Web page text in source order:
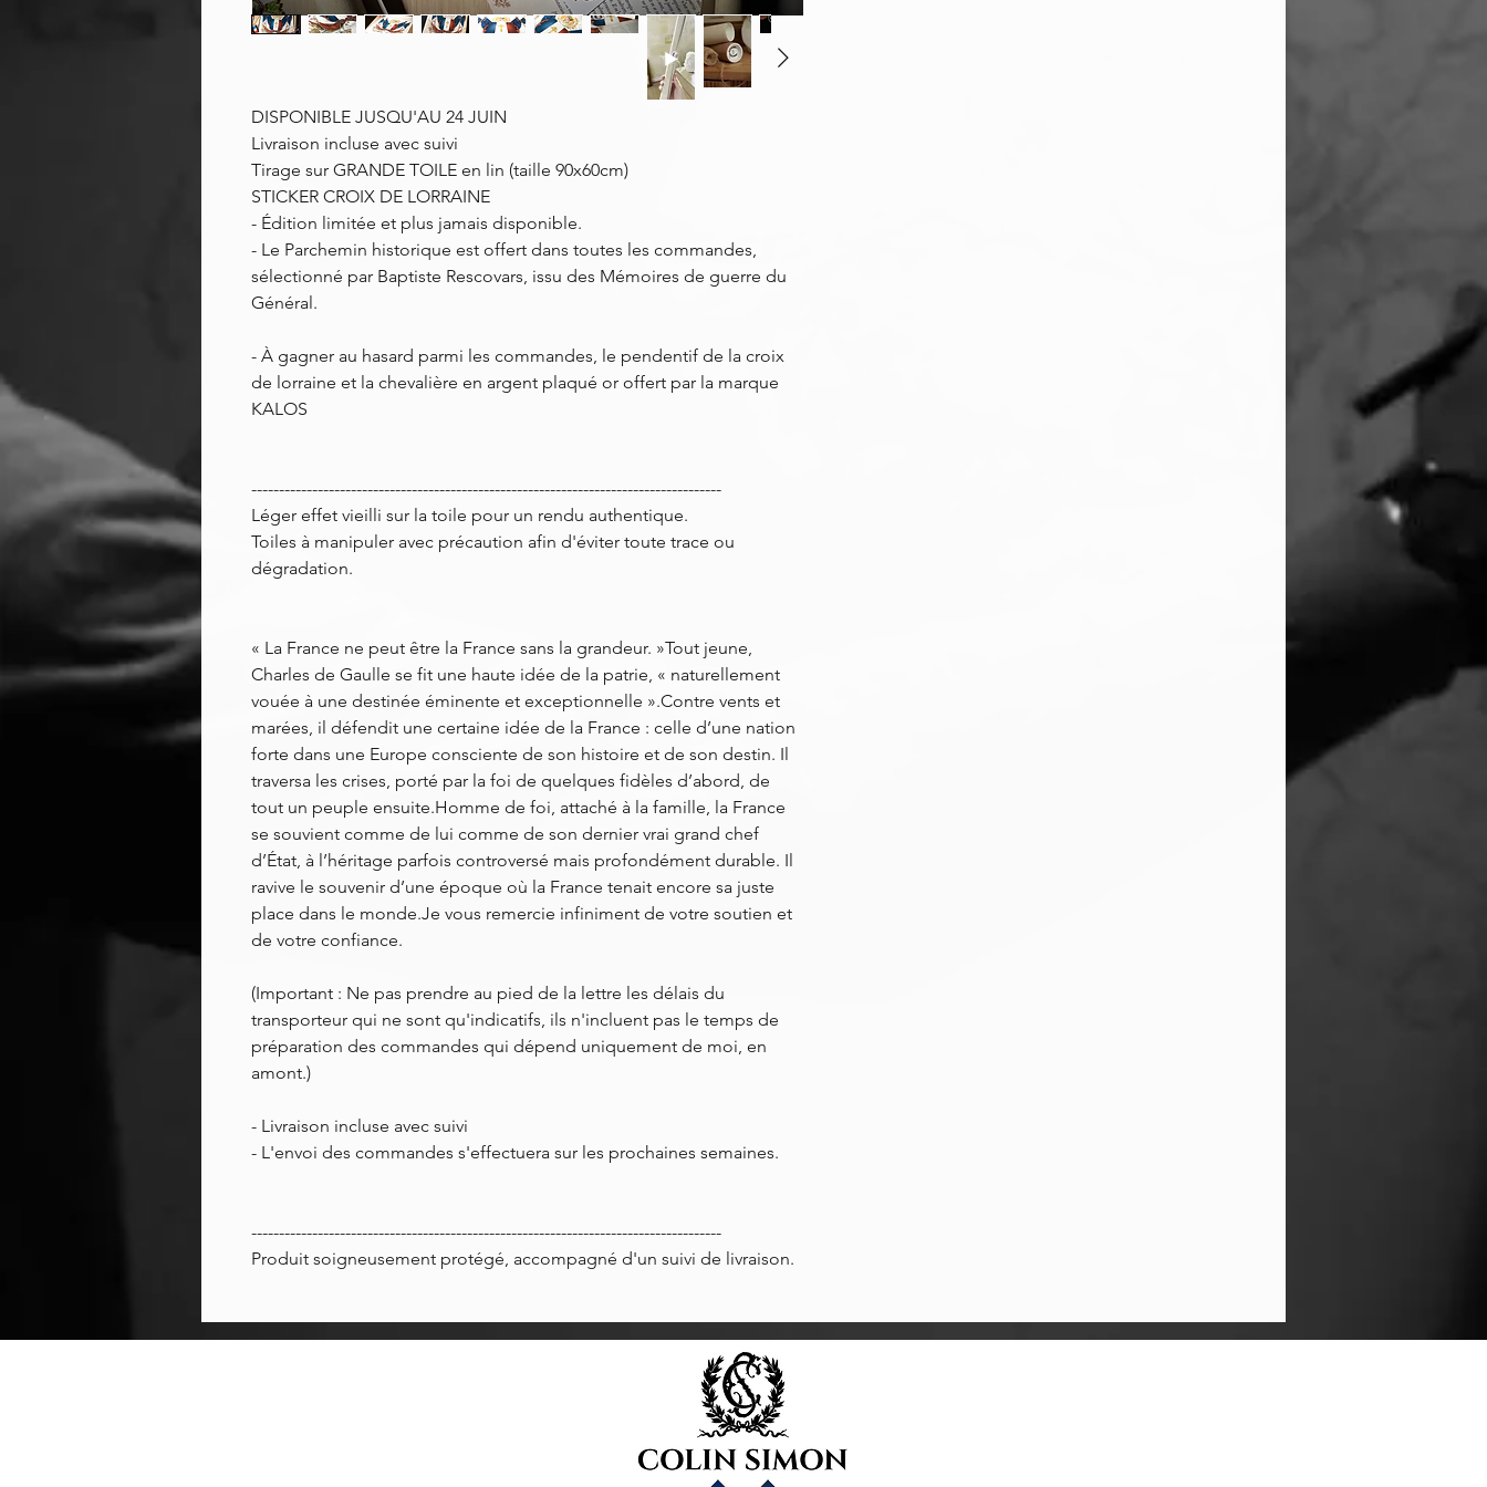
DISPONIBLE JUSQU'AU 24 JUIN
Livraison incluse avec suivi
Tirage sur GRANDE TOILE en lin (taille 90x60cm)
STICKER CROIX DE LORRAINE
- Édition limitée et plus jamais disponible.
- Le Parchemin historique est offert dans toutes les commandes,
sélectionné par Baptiste Rescovars, issu des Mémoires de guerre du
Général.
- À gagner au hasard parmi les commandes, le pendentif de la croix
de lorraine et la chevalière en argent plaqué or offert par la marque
KALOS
-------------------------------------------------------------------------------------
Léger effet vieilli sur la toile pour un rendu authentique.
Toiles à manipuler avec précaution afin d'éviter toute trace ou
dégradation.
« La France ne peut être la France sans la grandeur. »Tout jeune,
Charles de Gaulle se fit une haute idée de la patrie, « naturellement
vouée à une destinée éminente et exceptionnelle ».Contre vents et
marées, il défendit une certaine idée de la France : celle d’une nation
forte dans une Europe consciente de son histoire et de son destin. Il
traversa les crises, porté par la foi de quelques fidèles d’abord, de
tout un peuple ensuite.Homme de foi, attaché à la famille, la France
se souvient comme de lui comme de son dernier vrai grand chef
d’État, à l’héritage parfois controversé mais profondément durable. Il
ravive le souvenir d’une époque où la France tenait encore sa juste
place dans le monde.Je vous remercie infiniment de votre soutien et
de votre confiance.
(Important : Ne pas prendre au pied de la lettre les délais du
transporteur qui ne sont qu'indicatifs, ils n'incluent pas le temps de
préparation des commandes qui dépend uniquement de moi, en
amont.)
- Livraison incluse avec suivi
- L'envoi des commandes s'effectuera sur les prochaines semaines.
-------------------------------------------------------------------------------------
Produit soigneusement protégé, accompagné d'un suivi de livraison.